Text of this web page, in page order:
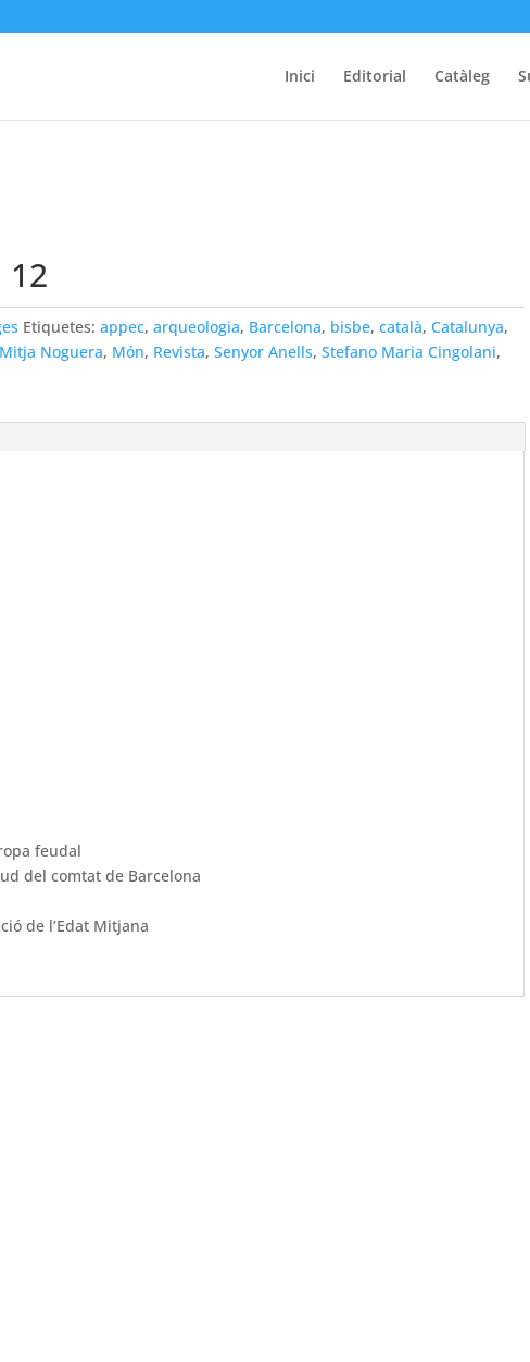
Inici Editorial Catàleg
12
Etiquetes:appec,arqueologia, Barcelona, bisbe,català,Catalunya,
Mitja Noguera, Món, Revista,Senyor Anells,Stefano Maria Cingolani,
feudal
del comtat de Barcelona
de l’Edat Mitjana